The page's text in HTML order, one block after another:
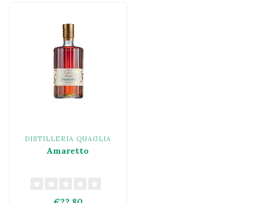
DISTILLERIA QUAGLIA
Amaretto